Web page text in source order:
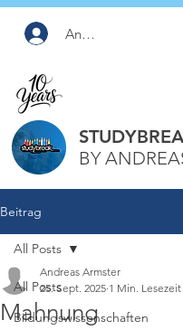
Anmelden
BY
Beitrag
All Posts
Bildungswissenschaften
All Posts
Mahnung
Andreas Armster
25. Sept. 2025 1 Min. Lesezeit